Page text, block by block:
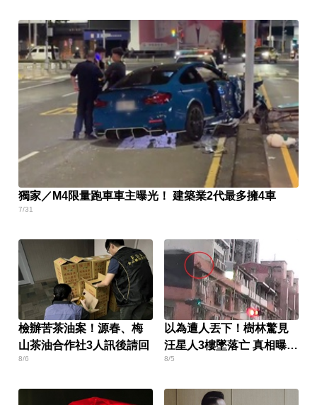
獨家／M4限量跑車車主曝光！ 建築業2代最多擁4車
7/31
檢辦苦茶油案！源春、梅
山茶油合作社3人訊後請回
8/6
以為遭人丟下！樹林驚見
汪星人3樓墜落亡 真相曝光
飼主挨罰1.5萬
8/5